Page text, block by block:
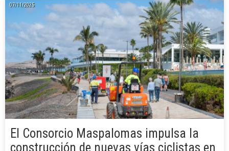
07/11/2025
El Consorcio Maspalomas impulsa la
construcción de nuevas vías ciclistas en